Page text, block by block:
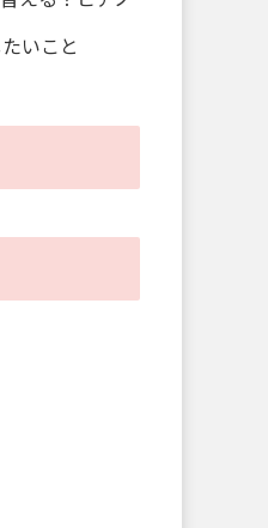
いこと